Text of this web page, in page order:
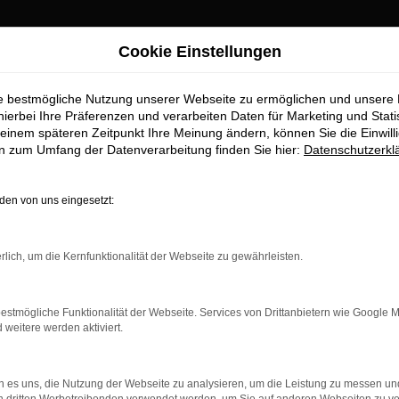
für Neuburg
erhalten Sie im Autohaus
für exzellente VW Passat Neuwagen Fahrzeuge für
zu präsentieren, die höchste Standards in Sachen
geht. Erfahren Sie mehr über unsere beeindruckende VW
Cookie Einstellungen
bestmögliche Nutzung unserer Webseite zu ermöglichen und unsere
Ihre Präferenzen und verarbeiten Daten für Marketing und
späteren Zeitpunkt Ihre Meinung ändern, können Sie die
zum Umfang der Datenverarbeitung finden Sie hier:
von uns eingesetzt:
um die Kernfunktionalität der Webseite zu gewährleisten.
Funktionalität der Webseite. Services von Drittanbietern wie Google
weitere werden aktiviert.
es uns, die Nutzung der Webseite zu analysieren, um die Leistung zu messen